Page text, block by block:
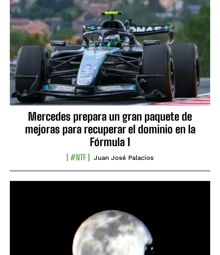
Mercedes prepara un gran paquete de
mejoras para recuperar el dominio en la
Fórmula 1
#NTF Juan José Palacios